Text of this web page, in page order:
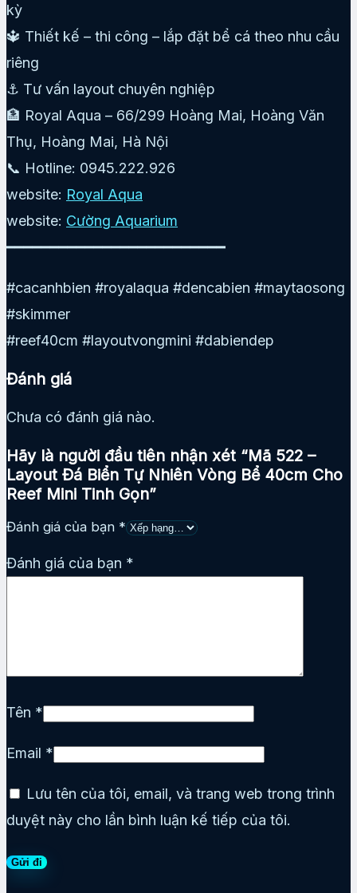
kỳ
🔱 Thiết kế – thi công – lắp đặt bể cá theo nhu cầu
riêng
⚓ Tư vấn layout chuyên nghiệp
🏦 Royal Aqua – 66/299 Hoàng Mai, Hoàng Văn
Thụ, Hoàng Mai, Hà Nội
📞 Hotline: 0945.222.926
website: Royal Aqua
website: Cường Aquarium
━━━━━━━━━━━━━━━━━━━━━━━━━
#cacanhbien #royalaqua #dencabien #maytaosong
#skimmer
#reef40cm #layoutvongmini #dabiendep
Đánh giá
Chưa có đánh giá nào.
Hãy là người đầu tiên nhận xét “Mã 522 –
Layout Đá Biển Tự Nhiên Vòng Bể 40cm Cho
Reef Mini Tinh Gọn”
Đánh giá của bạn *
Đánh giá của bạn *
Tên *
Email *
Lưu tên của tôi, email, và trang web trong trình
duyệt này cho lần bình luận kế tiếp của tôi.